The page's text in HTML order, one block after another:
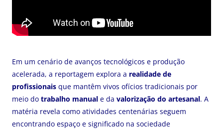
Em um cenário de avanços tecnológicos e produção
acelerada, a reportagem explora a realidade de
profissionais que mantêm vivos ofícios tradicionais por
meio do trabalho manual e da valorização do artesanal. A
matéria revela como atividades centenárias seguem
encontrando espaço e significado na sociedade